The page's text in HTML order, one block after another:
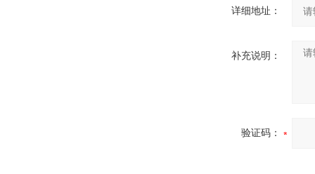
详细地址：
补充说明：
验证码：